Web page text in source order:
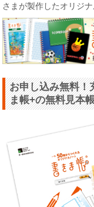
さまが製作したオリジ
お申し込み無料！
ま帳+の無料見本